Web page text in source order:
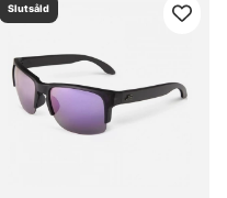
Slutsåld